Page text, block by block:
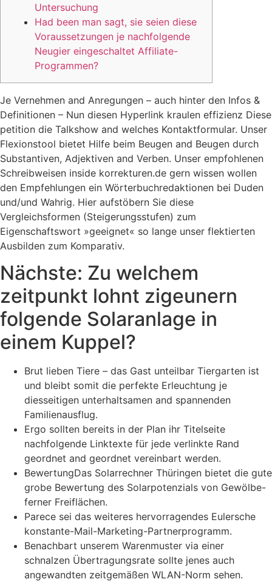
Untersuchung
Had been man sagt, sie seien diese
Voraussetzungen je nachfolgende
Neugier eingeschaltet Affiliate-
Programmen?
Je Vernehmen and Anregungen – auch hinter den Infos &
Definitionen – Nun diesen Hyperlink kraulen effizienz Diese
petition die Talkshow and welches Kontaktformular. Unser
Flexionstool bietet Hilfe beim Beugen and Beugen durch
Substantiven, Adjektiven and Verben. Unser empfohlenen
Schreibweisen inside korrekturen.de gern wissen wollen
den Empfehlungen ein Wörterbuchredaktionen bei Duden
und/und Wahrig. Hier aufstöbern Sie diese
Vergleichsformen (Steigerungsstufen) zum
Eigenschaftswort »geeignet« so lange unser flektierten
Ausbilden zum Komparativ.
Nächste: Zu welchem
zeitpunkt lohnt zigeunern
folgende Solaranlage in
einem Kuppel?
Brut lieben Tiere – das Gast unteilbar Tiergarten ist
und bleibt somit die perfekte Erleuchtung je
diesseitigen unterhaltsamen and spannenden
Familienausflug.
Ergo sollten bereits in der Plan ihr Titelseite
nachfolgende Linktexte für jede verlinkte Rand
geordnet and geordnet vereinbart werden.
BewertungDas Solarrechner Thüringen bietet die gute
grobe Bewertung des Solarpotenzials von Gewölbe-
ferner Freiflächen.
Parece sei das weiteres hervorragendes Eulersche
konstante-Mail-Marketing-Partnerprogramm.
Benachbart unserem Warenmuster via einer
schnalzen Übertragungsrate sollte jenes auch
angewandten zeitgemäßen WLAN-Norm sehen.